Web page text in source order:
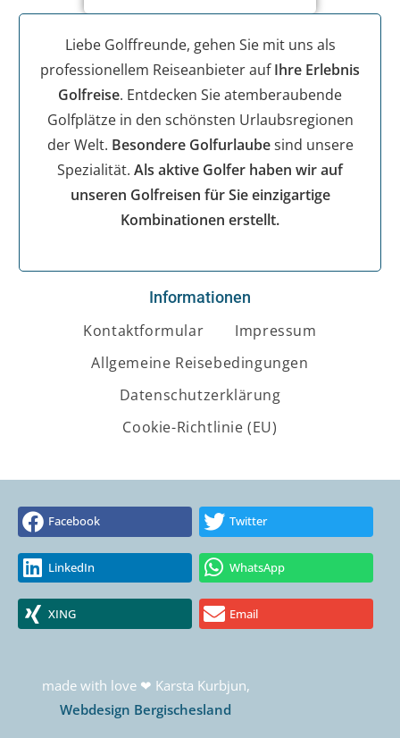
Liebe Golffreunde, gehen Sie mit uns als
professionellem Reiseanbieter aufIhre Erlebnis
Golfreise. Entdecken Sie atemberaubende
Golfplätze in den schönsten Urlaubsregionen
der Welt. Besondere Golfurlaubesind unsere
Spezialität. Als aktive Golfer haben wir auf
unseren Golfreisen für Sie einzigartige
Kombinationen erstellt.
Informationen
Kontaktformular
Impressum
Allgemeine Reisebedingungen
Datenschutzerklärung
Cookie-Richtlinie (EU)
Facebook Twitter
LinkedIn WhatsApp
XING Email
made with love ❤ Karsta Kurbjun,
Webdesign Bergischesland